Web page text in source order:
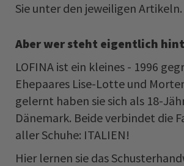
Sie unter den jeweiligen Artikeln.
Aber wer steht eigentlich
LOFINA ist ein kleines - 1996
Ehepaares Lise-Lotte und
gelernt haben sie sich als 18-
Dänemark. Beide verbindet die
aller Schuhe: ITALIEN!
Hier lernen sie das